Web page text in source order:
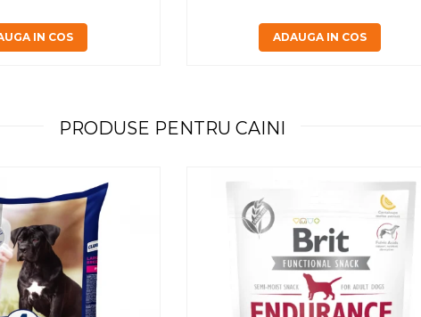
IN COS ADAUGA IN COS
PRODUSE PENTRU CAINI